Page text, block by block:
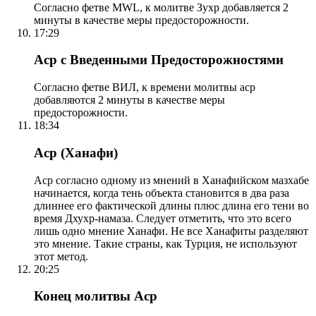
Согласно фетве MWL, к молитве Зухр добавляется 2
минуты в качестве меры предосторожности.
17:29
Аср с Введенными Предосторожностями
Согласно фетве ВИЛ, к времени молитвы аср
добавляются 2 минуты в качестве меры
предосторожности.
18:34
Аср (Ханафи)
Аср согласно одному из мнений в Ханафийском мазхабе
начинается, когда тень объекта становится в два раза
длиннее его фактической длины плюс длина его тени во
время Дхухр-намаза. Следует отметить, что это всего
лишь одно мнение Ханафи. Не все Ханафиты разделяют
это мнение. Такие страны, как Турция, не используют
этот метод.
20:25
Конец молитвы Аср